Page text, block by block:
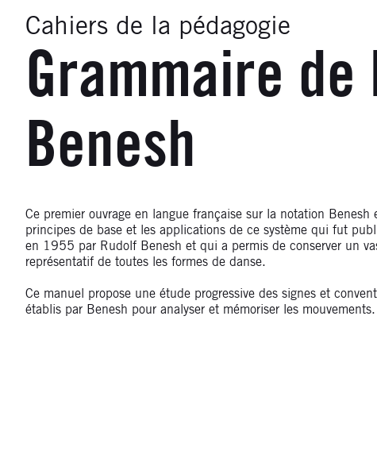
Cahiers de la pédagogie
Grammaire
Benesh
Ce premier ouvrage en langue française sur la notation Benesh
principes de base et les applications de ce système qui fut
en 1955 par Rudolf Benesh et qui a permis de conserver un
représentatif de toutes les formes de danse.
Ce manuel propose une étude progressive des signes et
établis par Benesh pour analyser et mémoriser les mouvements.